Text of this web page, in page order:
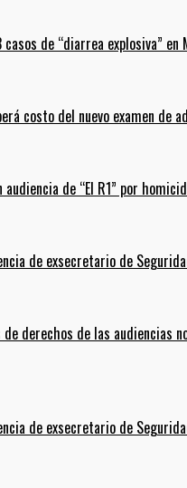
de “diarrea explosiva” en
costo del nuevo examen de
audiencia de “El R1” por
de exsecretario de
derechos de las audiencias
de exsecretario de